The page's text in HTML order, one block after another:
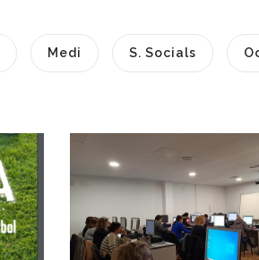
Medi S. Socials
Positiva Dels
Resultats
Del Programa
Dones RIU